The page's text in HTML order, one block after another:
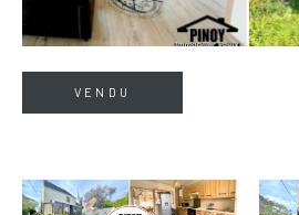
VENDU